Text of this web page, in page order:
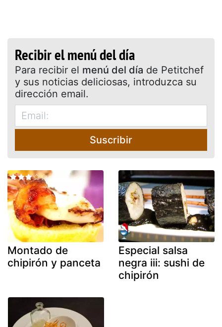
Recibir el menú del día
Para recibir el menú del día de Petitchef
y sus noticias deliciosas, introduzca su
dirección email.
Suscribir
Montado de
chipirón y panceta
Especial salsa
negra iii: sushi de
chipirón